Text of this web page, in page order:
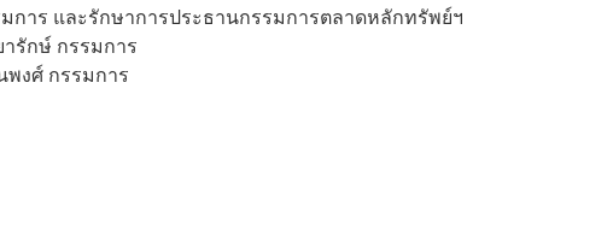
การ และรักษาการประธานกรรมการตลาดหลักทรัพย์ฯ
รักษ์ กรรมการ
งศ์ กรรมการ